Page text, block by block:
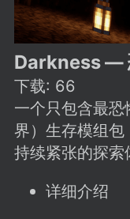
11-27 02:06
电脑端
议贴】SodaMC
社区的建
在这里畅所欲言，
、管理方式等方面
Darkness —
下载: 66
一个只包含最
界）生存模组
持续紧张的探索
详细介绍